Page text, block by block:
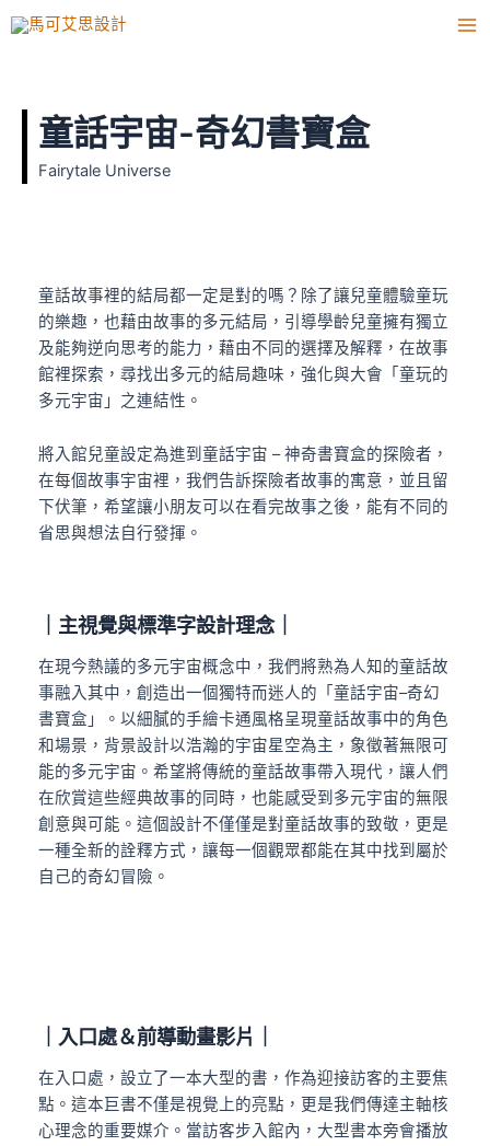
跳
至
童話宇宙-奇幻書寶盒
Fairytale Universe
童話故事裡的結局都一定是對的嗎？除了讓兒童體驗童玩
的樂趣，也藉由故事的多元結局，引導學齡兒童擁有獨立
及能夠逆向思考的能力，藉由不同的選擇及解釋，在故事
館裡探索，尋找出多元的結局趣味，強化與大會「童玩的
多元宇宙」之連結性。
將入館兒童設定為進到童話宇宙 – 神奇書寶盒的探險者，
在每個故事宇宙裡，我們告訴探險者故事的寓意，並且留
下伏筆，希望讓小朋友可以在看完故事之後，能有不同的
省思與想法自行發揮。
主視覺與標準字設計理念｜
在現今熱議的多元宇宙概念中，我們將熟為人知的童話故
事融入其中，創造出一個獨特而迷人的「童話宇宙–奇幻
書寶盒」。以細膩的手繪卡通風格呈現童話故事中的角色
和場景，背景設計以浩瀚的宇宙星空為主，象徵著無限可
能的多元宇宙。希望將傳統的童話故事帶入現代，讓人們
在欣賞這些經典故事的同時，也能感受到多元宇宙的無限
創意與可能。這個設計不僅僅是對童話故事的致敬，更是
一種全新的詮釋方式，讓每一個觀眾都能在其中找到屬於
自己的奇幻冒險。
入口處＆前導動畫影片
在入口處，設立了一本大型的書，作為迎接訪客的主要焦
點。這本巨書不僅是視覺上的亮點，更是我們傳達主軸核
心理念的重要媒介。當訪客步入館內，大型書本旁會播放